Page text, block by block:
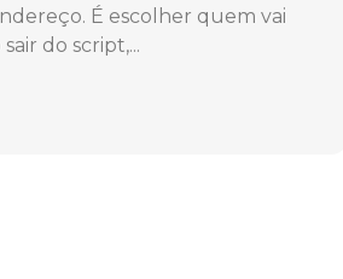
É escolher quem vai
do script,...